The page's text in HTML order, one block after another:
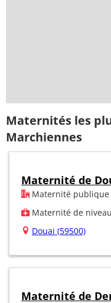
Maternités les
Marchiennes
Maternité de
Maternité publique
Maternité de
Douai (59500)
Maternité de